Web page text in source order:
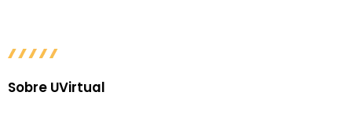
Sobre UVirtual